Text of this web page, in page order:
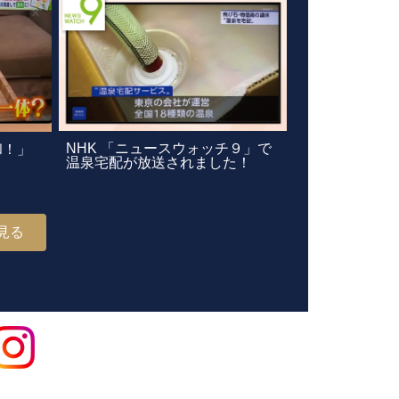
」
NHK 「ニュースウォッチ９」で
温泉宅配が放送されました！
る